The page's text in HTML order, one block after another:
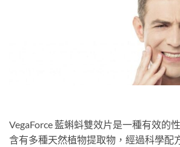
VegaForce 藍蝌蚪雙效片是一種有效的
含有多種天然植物提取物，經過科學配